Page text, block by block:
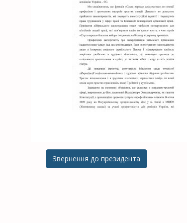
Post navigation
Звернення до президента